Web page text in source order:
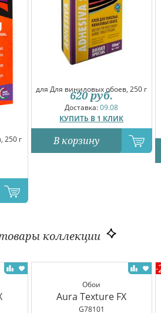
250 г
для Для виниловых обоев, 250 г
Доставка:09.08
КУПИТЬ В 1 КЛИК
620 руб.
В корзину
коллекции
Обои
Aura Texture FX
G78101
-